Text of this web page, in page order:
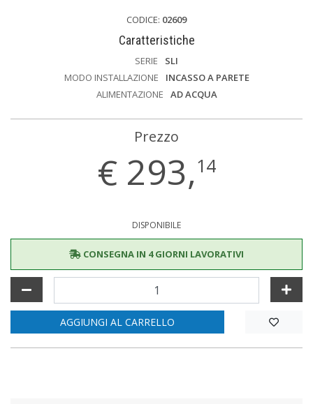
CODICE: 02609
Caratteristiche
SERIE
SLI
MODO INSTALLAZIONE
INCASSO A PARETE
ALIMENTAZIONE
AD ACQUA
Prezzo
€ 293,14
DISPONIBILE
CONSEGNA IN 4 GIORNI LAVORATIVI
AGGIUNGI AL CARRELLO